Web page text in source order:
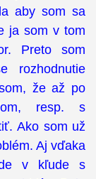
aby som sa
ja som v tom
Preto som
rozhodnutie
že až po
resp. s
Ako som už
Aj vďaka
v kľude s